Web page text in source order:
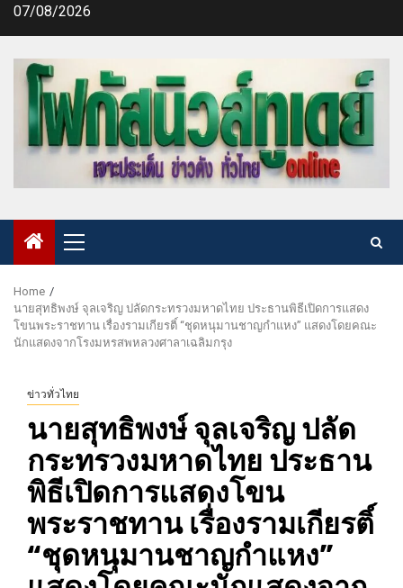
Skip07/08/2026
Primary
Menu
Home
นายสุทธิพงษ์ จุลเจริญ ปลัดกระทรวงมหาดไทย ประธานพิธีเปิดการแสดง
โขนพระราชทาน เรื่องรามเกียรติ์ “ชุดหนุมานชาญกำแหง” แสดงโดยคณะ
นักแสดงจากโรงมหรสพหลวงศาลาเฉลิมกรุง
ข่าวทั่วไทย
นายสุทธิพงษ์ จุลเจริญ ปลัด
กระทรวงมหาดไทย ประธาน
พิธีเปิดการแสดงโขน
พระราชทาน เรื่องรามเกียรติ์
“ชุดหนุมานชาญกำแหง”